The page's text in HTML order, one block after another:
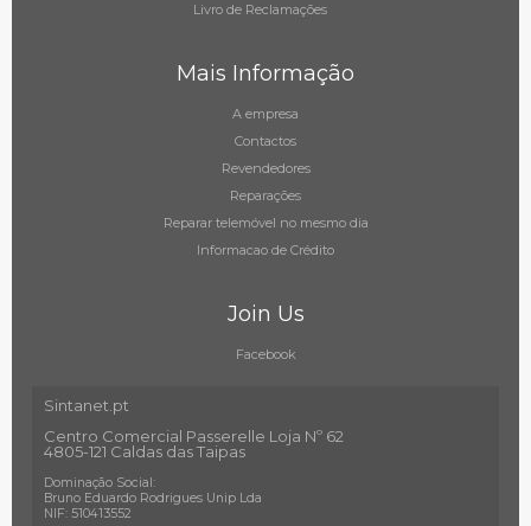
Livro de Reclamações
Mais Informação
A empresa
Contactos
Revendedores
Reparações
Reparar telemóvel no mesmo dia
Informacao de Crédito
Join Us
Facebook
Sintanet.pt
Centro Comercial Passerelle Loja Nº 62
4805-121 Caldas das Taipas
Dominação Social:
Bruno Eduardo Rodrigues Unip Lda
NIF: 510413552